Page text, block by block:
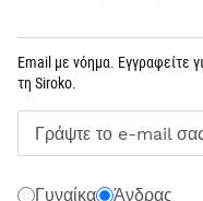
Email με νόημα. Εγγραφείτε
τη Siroko.
Γράψτε το e-mail
Γυναίκα Άνδρας